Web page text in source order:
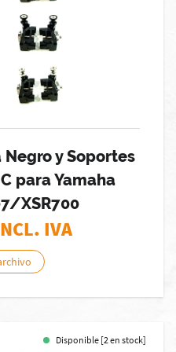
Negro y Soportes
para Yamaha
XSR700
IVA
Disponible [2 en stock]